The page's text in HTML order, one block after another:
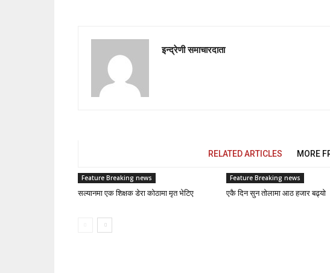
इन्द्रेणी समाचारदाता
RELATED ARTICLES MORE
Feature Breaking news
सल्यानमा एक शिक्षक डेरा कोठामा मृत भेटिए
Feature Breaking news
एकै दिन सुन तोलामा आठ हजार बढ्यो